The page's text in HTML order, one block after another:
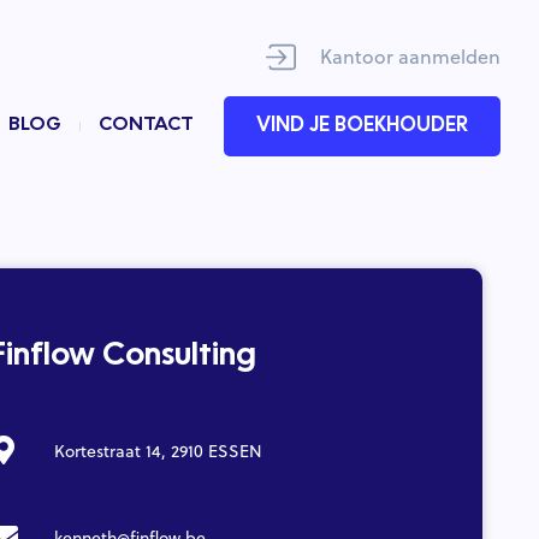
Kantoor aanmelden
BLOG CONTACT VIND JE BOEKHOUDER
Consulting
Kortestraat 14, 2910 ESSEN